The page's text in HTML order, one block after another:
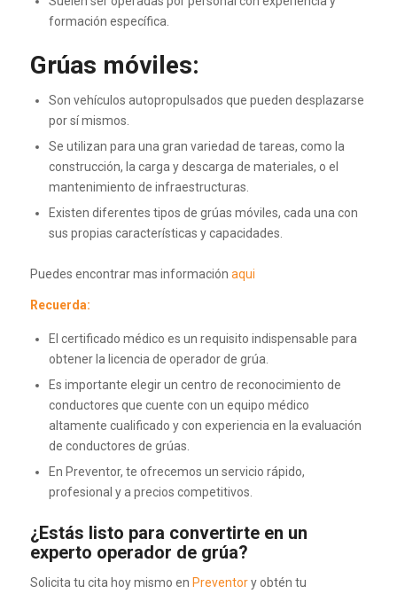
formación específica.
Grúas móviles:
Son vehículos autopropulsados que pueden desplazarse
por sí mismos.
Se utilizan para una gran variedad de tareas, como la
construcción, la carga y descarga de materiales, o el
mantenimiento de infraestructuras.
Existen diferentes tipos de grúas móviles, cada una con
sus propias características y capacidades.
Puedes encontrar mas información aqui
Recuerda:
El certificado médico es un requisito indispensable para
obtener la licencia de operador de grúa.
Es importante elegir un centro de reconocimiento de
conductores que cuente con un equipo médico
altamente cualificado y con experiencia en la evaluación
de conductores de grúas.
En Preventor, te ofrecemos un servicio rápido,
profesional y a precios competitivos.
¿Estás listo para convertirte en un
experto operador de grúa?
Solicita tu cita hoy mismo en Preventory obtén tu